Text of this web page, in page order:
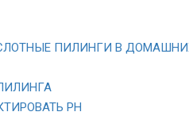
ПИЛИНГИ В
РН